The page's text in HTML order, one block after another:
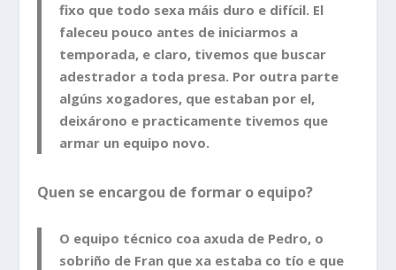
fixo que todo sexa máis duro e difícil. El
faleceu pouco antes de iniciarmos a
temporada, e claro, tivemos que buscar
adestrador a toda presa. Por outra parte
algúns xogadores, que estaban por el,
deixárono e practicamente tivemos que
armar un equipo novo.
Quen se encargou de formar o equipo?
O equipo técnico coa axuda de Pedro, o
sobriño de Fran que xa estaba co tío e que